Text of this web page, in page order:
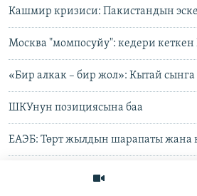
Кашмир кризиси: Пакистандын
Москва "момпосуйу": кедери
«Бир алкак – бир жол»: Кытай
ШКУнун позициясына баа
ЕАЭБ: Төрт жылдын шарапаты жана